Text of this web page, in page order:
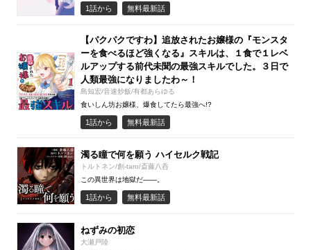
1話から 無料最新話
【パクパクですわ】追放されたお嬢様の『モンスタ
ーを食べるほど強くなる』スキルは、１食で１レベ
ルアップする前代未聞の最強スキルでした。３日で
人類最強になりましたわ～！
島知宏/音速炒飯/有都あらゆる
食いしん坊お嬢様、爆食してたら最強へ!?
1話から 無料最新話
濁る瞳で何を願う ハイセルク戦記
トルトネン/創-taro/斎藤八呑
この異世界は地獄だ――。
1話から 無料最新話
ねずみの初恋
大瀬戸陸